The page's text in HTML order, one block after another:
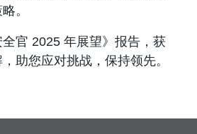
。
官 2025 年展望》报告，获
助您应对挑战，保持领先。